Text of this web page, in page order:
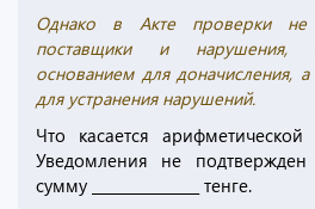
Однако в Акте проверки не
поставщики и нарушения,
основанием для доначисления,
для устранения нарушений.
Что касается
Уведомления не
сумму _______________ тенге.